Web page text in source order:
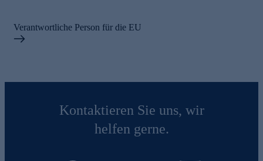
Verantwortliche Person für die EU
Kontaktieren Sie uns, wir
helfen gerne.